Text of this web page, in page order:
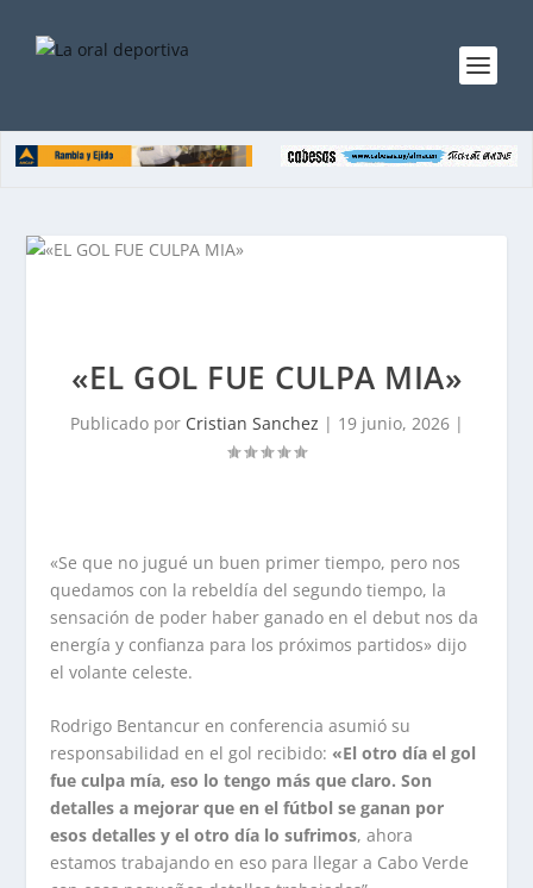
«EL GOL FUE CULPA MIA»
Publicado por Cristian Sanchez | 19 junio, 2026|
«Se que no jugué un buen primer tiempo, pero nos
quedamos con la rebeldía del segundo tiempo, la
sensación de poder haber ganado en el debut nos da
energía y confianza para los próximos partidos» dijo
el volante celeste.
Rodrigo Bentancur en conferencia asumió su
responsabilidad en el gol recibido: «El otro día el gol
fue culpa mía, eso lo tengo más que claro. Son
detalles a mejorar que en el fútbol se ganan por
esos detalles y el otro día lo sufrimos, ahora
estamos trabajando en eso para llegar a Cabo Verde